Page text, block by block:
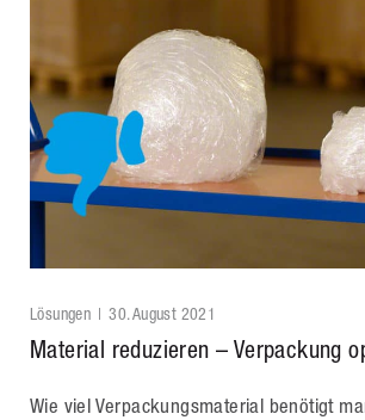
Material reduzieren – Verpackung
Lösungen 30. August 2021
Wie viel Verpackungsmaterial benötigt